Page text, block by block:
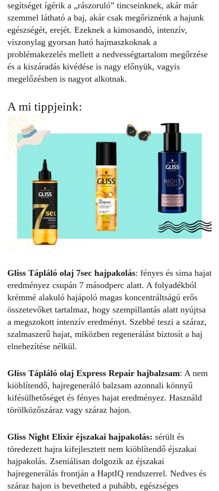
segítséget ígérik a „rászoruló” tincseinknek, akár már
szemmel látható a baj, akár csak megőriznénk a hajunk
egészségét, erejét. Ezeknek a kimosandó, intenzív,
viszonylag gyorsan ható hajmaszkoknak a
problémakezelés mellett a nedvességtartalom megőrzése
és a kiszáradás kivédése is nagy előnyük, vagyis
megelőzésben is nagyot alkotnak.
A mi tippjeink:
Gliss Tápláló olaj 7sec hajpakolás: fényes és sima hajat
eredményez csupán 7 másodperc alatt. A folyadékból
krémmé alakuló hajápoló magas koncentráltságú erős
összetevőket tartalmaz, hogy szempillantás alatt nyújtsa
a megszokott intenzív eredményt. Szebbé teszi a száraz,
szalmaszerű hajat, miközben regenerálást biztosít a haj
elnehezítése nélkül.
Gliss Tápláló olaj Express Repair hajbalzsam: A nem
kiöblítendő, hajregeneráló balzsam azonnali könnyű
kifésülhetőséget és fényes hajat eredményez. Használd
törölközőszáraz vagy száraz hajon.
Gliss Night Elixir éjszakai hajpakolás: sérült és
töredezett hajra kifejlesztett nem kiöblítendő éjszakai
hajpakolás. Zseniálisan dolgozik az éjszakai
hajregenerálás frontján a HaptIQ rendszerrel. Nedves és
száraz hajon is bevetheted a puhább, egészséges